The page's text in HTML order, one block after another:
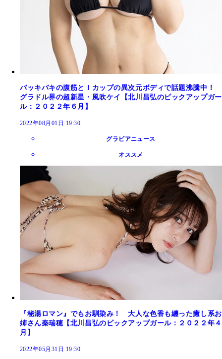
バッキバキの腹筋とＩカップの異次元ボディで話題沸騰中！
グラドル界の超新星・風吹ケイ【北川昌弘のピックアップガー
ル：２０２２年６月】
2022年08月01日 19:30
グラビアニュース
オススメ
『秘湯ロマン』でもお馴染み！ 大人な色香も纏った癒し系お
姉さん秦瑞穂【北川昌弘のピックアップガール：２０２２年４
月】
2022年05月31日 19:30